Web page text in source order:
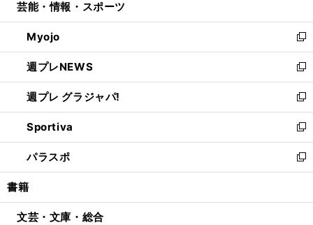
開
く
ウ
で
開
く
ン
ド
ウ
で
開
く
ウ
ィ
ン
ド
ウ
で
開
く
芸能・情報・スポーツ
Myojo
新
し
い
ウ
ィ
ン
ド
ウ
で
開
週プレNEWS
新
し
い
ウ
ィ
ン
ド
ウ
開
週プレ グラジャパ!
新
し
い
ウ
ィ
ン
ウ
Sportiva
新
し
い
ウ
ン
パラスポ
新
し
ウ
書籍
文芸・文庫・総合